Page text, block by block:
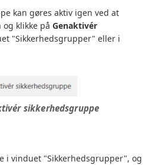
kan gøres aktiv igen ved at
klikke på Genaktivér
"Sikkerhedsgrupper" eller i
sikkerhedsgruppe
i vinduet "Sikkerhedsgrupper", og